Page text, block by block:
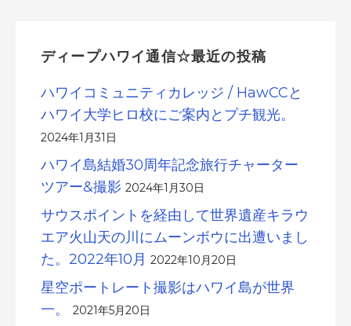
ディープハワイ通信☆最近の投稿
ハワイコミュニティカレッジ / HawCCと
ハワイ大学ヒロ校にご案内とプチ観光。
2024年1月31日
ハワイ島結婚30周年記念旅行チャーター
ツアー&撮影 2024年1月30日
サウスポイントを経由して世界遺産キラウ
エア火山天の川にムーンボウに出遭いまし
た。2022年10月 2022年10月20日
星空ポートレート撮影はハワイ島が世界
一。
2021年5月20日